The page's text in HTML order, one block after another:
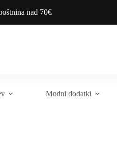
nad 70€
Modni dodatki